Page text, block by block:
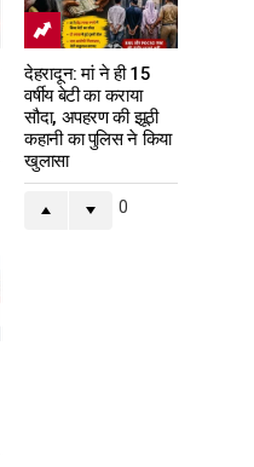
देहरादून: मां ने ही 15
वर्षीय बेटी का कराया
सौदा, अपहरण की झूठी
कहानी का पुलिस ने किया
खुलासा
0